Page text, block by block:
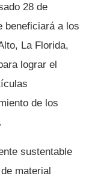
28 de
beneficiará a los
La Florida,
lograr el
de los
sustentable
material